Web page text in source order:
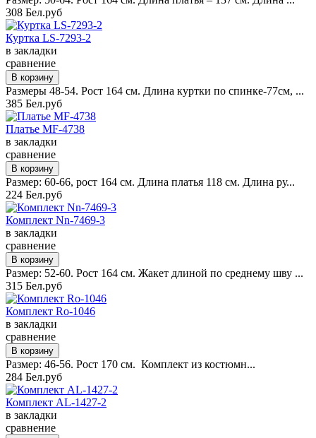
308 Бел.руб
Куртка LS-7293-2
в закладки
сравнение
Размеры 48-54. Рост 164 см. Длина куртки по спинке-77см, ...
385 Бел.руб
Платье MF-4738
в закладки
сравнение
Размер: 60-66, рост 164 см. Длина платья 118 см. Длина ру...
224 Бел.руб
Комплект Nn-7469-3
в закладки
сравнение
Размер: 52-60. Рост 164 см. Жакет длиной по среднему шву ...
315 Бел.руб
Комплект Ro-1046
в закладки
сравнение
Размер: 46-56. Рост 170 см. Комплект из костюмн...
284 Бел.руб
Комплект AL-1427-2
в закладки
сравнение